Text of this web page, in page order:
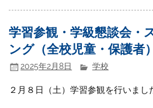
学習参観・学級懇談会・
ング（全校児童・保護者）
2025年2月8日 学校
２月８日（土）学習参観を行いまし